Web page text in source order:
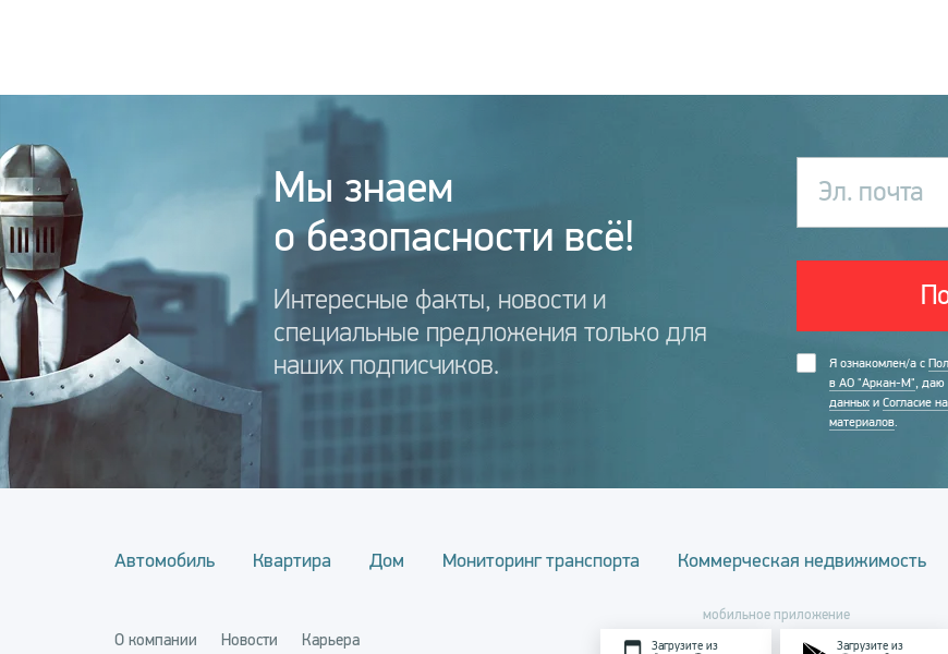
Мы знаем
о безопасности всё!
Интересные факты, новости и
специальные предложения только для
наших подписчиков.
Эл. почта
Я ознакомлен/а с
в АО "Аркан-М", даю
данных и Согласие
материалов.
Автомобиль Квартира Дом Мониторинг транспорта Коммерческая недвижимость
О компании Новости Карьера
мобильное приложение
Загрузите из Загрузите из